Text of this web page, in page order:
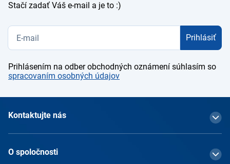
Stačí zadať Váš e-mail a je to :)
Prihlásiť
Prihlásením na odber obchodných oznámení súhlasím so
spracovaním osobných údajov
Kontaktujte nás
O spoločnosti